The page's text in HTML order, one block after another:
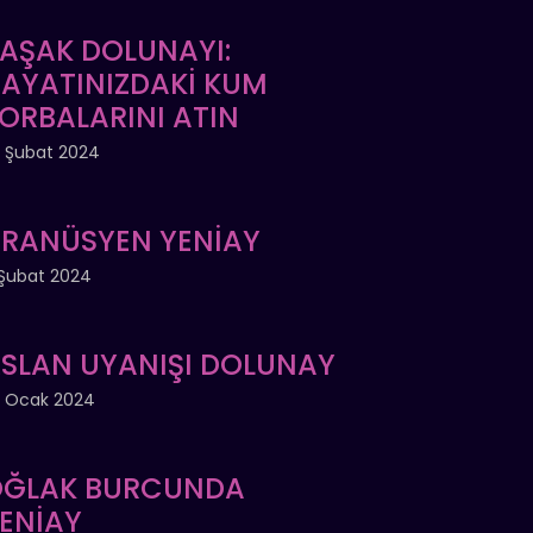
DOLUNAYI:
KUM
ATIN
Şubat 2024
YENİAY
2024
UYANIŞI DOLUNAY
Ocak 2024
BURCUNDA